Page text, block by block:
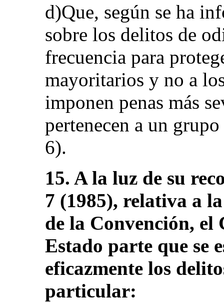
d)Que, según se ha
sobre los delitos de
frecuencia para
mayoritarios y no a
imponen penas más
pertenecen a un
6).
15. A la luz de su
7 (1985), relativa a
de la Convención, el
Estado parte que se
eficazmente los
particular: